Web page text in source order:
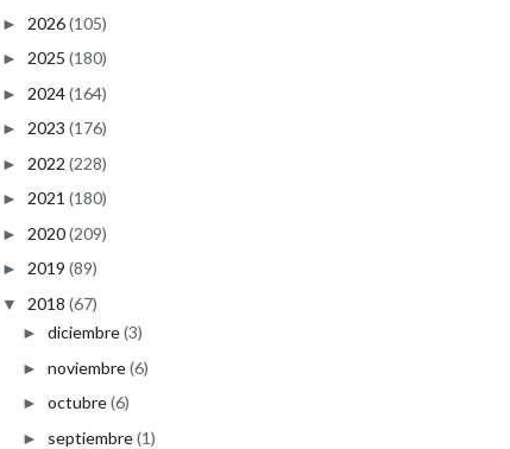
► 2026(105)
► 2025 (180)
► 2024(164)
► 2023 (176)
► 2022 (228)
► 2021 (180)
► 2020(209)
► 2019 (89)
▼ 2018 (67)
► diciembre(3)
► noviembre(6)
► octubre(6)
► septiembre(1)